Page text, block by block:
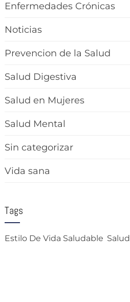
Enfermedades Crónicas
Noticias
Prevencion de la Salud
Salud Digestiva
Salud en Mujeres
Salud Mental
Sin categorizar
Vida sana
Tags
Estilo De Vida Saludable Salud